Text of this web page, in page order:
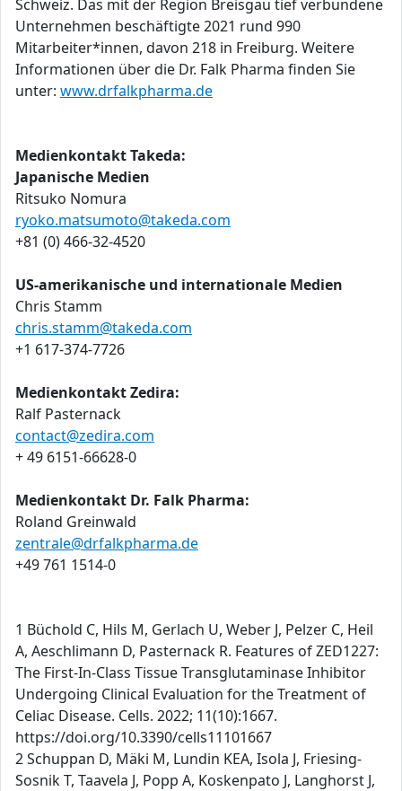
Schweiz. Das mit der Region Breisgau tief verbundene
Unternehmen beschäftigte 2021 rund 990
Mitarbeiter*innen, davon 218 in Freiburg. Weitere
Informationen über die Dr. Falk Pharma finden Sie
unter: www.drfalkpharma.de
Medienkontakt Takeda:
Japanische Medien
Ritsuko Nomura
ryoko.matsumoto@takeda.com
+81 (0) 466-32-4520
US-amerikanische und internationale Medien
Chris Stamm
chris.stamm@takeda.com
+1 617-374-7726
Medienkontakt Zedira:
Ralf Pasternack
contact@zedira.com
+ 49 6151-66628-0
Medienkontakt Dr. Falk Pharma:
Roland Greinwald
zentrale@drfalkpharma.de
+49 761 1514-0
1 Büchold C, Hils M, Gerlach U, Weber J, Pelzer C, Heil
A, Aeschlimann D, Pasternack R. Features of ZED1227:
The First-In-Class Tissue Transglutaminase Inhibitor
Undergoing Clinical Evaluation for the Treatment of
Celiac Disease. Cells. 2022; 11(10):1667.
https://doi.org/10.3390/cells11101667
2 Schuppan D, Mäki M, Lundin KEA, Isola J, Friesing-
Sosnik T, Taavela J, Popp A, Koskenpato J, Langhorst J,